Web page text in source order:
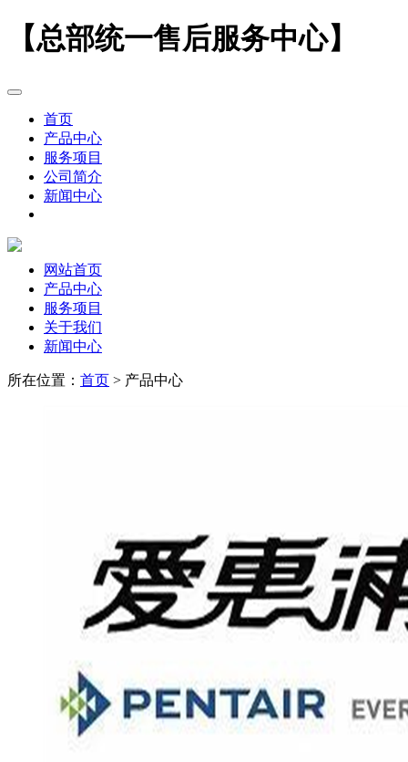
【总部统一售后服务中心】
首页
产品中心
服务项目
公司简介
新闻中心
网站首页
产品中心
服务项目
关于我们
新闻中心
所在位置： 首页 > 产品中心